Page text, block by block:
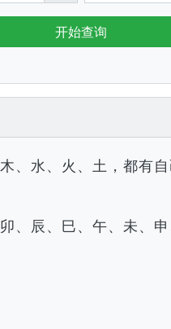
开始查询
、水、火、土，都有
、辰、巳、午、未、